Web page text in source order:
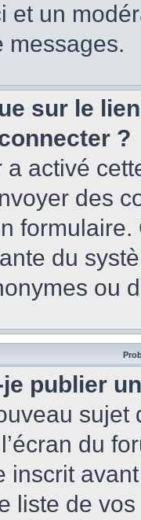
et un
messages.
sur le
?
a activé
des
du
ou
publier
du
inscrit
liste de